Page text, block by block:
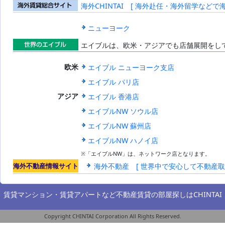
海外賃貸総合
海外CHINTAI [ 海外赴任・海外留学などで
ニューヨーク
世界のエイブ
エイブルは、欧米・アジアでも店舗展開を
欧米
エイブル ニューヨーク支店
エイブル パリ店
アジア
エイブル 香港店
エイブルNW ソウル店
エイブルNW 蘇州店
エイブルNW ハノイ店
※「エイブルNW」は、ネットワーク店となります。
海外不動産情報サイト 海外不動産 [ 世界中で安心して不動産
賃貸マンション・賃貸アパートなど不動産賃貸の部屋探しはCHINTAI
Copyright CHINTAI Corporation All Rights Reserved.